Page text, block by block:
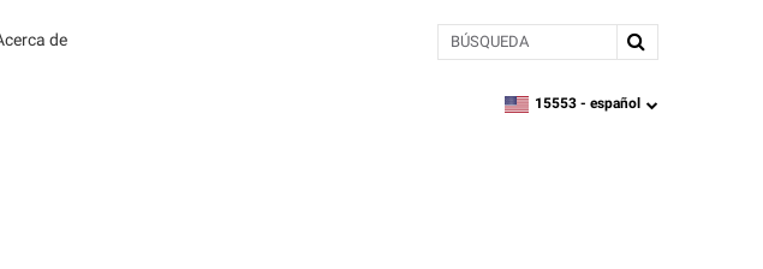
de BÚSQUEDA
zipcode,language
15553 - español